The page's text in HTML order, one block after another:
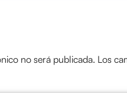
no será publicada. Los